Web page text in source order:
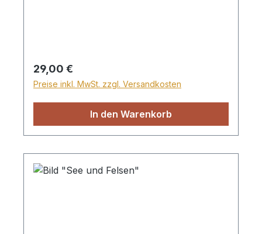
Sperrgutzuschlag 30€.
Regulärer Preis:
29,00 €
Preise inkl. MwSt. zzgl. Versandkosten
In den Warenkorb